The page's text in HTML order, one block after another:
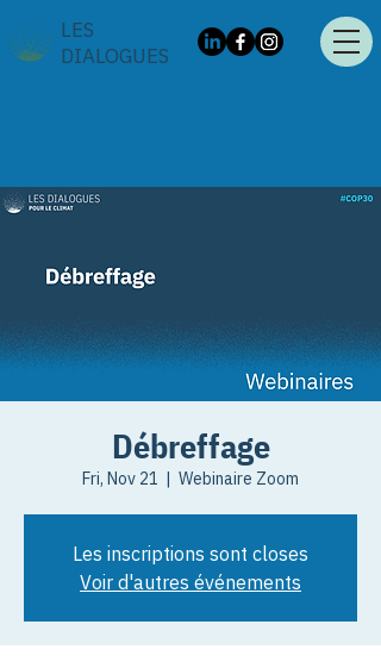
LES
DIALOGUES
Débreffage
Fri, Nov 21
  |
Webinaire Zoom
Les inscriptions sont closes
Voir d'autres événements